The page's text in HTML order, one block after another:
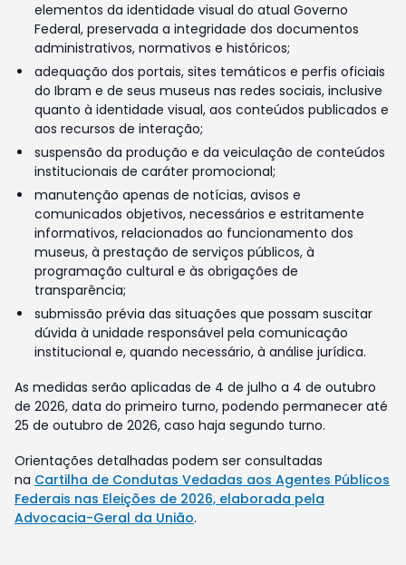
elementos da identidade visual do atual Governo
Federal, preservada a integridade dos documentos
administrativos, normativos e históricos;
adequação dos portais, sites temáticos e perfis oficiais
do Ibram e de seus museus nas redes sociais, inclusive
quanto à identidade visual, aos conteúdos publicados e
aos recursos de interação;
suspensão da produção e da veiculação de conteúdos
institucionais de caráter promocional;
manutenção apenas de notícias, avisos e
comunicados objetivos, necessários e estritamente
informativos, relacionados ao funcionamento dos
museus, à prestação de serviços públicos, à
programação cultural e às obrigações de
transparência;
submissão prévia das situações que possam suscitar
dúvida à unidade responsável pela comunicação
institucional e, quando necessário, à análise jurídica.
As medidas serão aplicadas de 4 de julho a 4 de outubro
de 2026, data do primeiro turno, podendo permanecer até
25 de outubro de 2026, caso haja segundo turno.
Orientações detalhadas podem ser consultadas
na Cartilha de Condutas Vedadas aos Agentes Públicos
Federais nas Eleições de 2026, elaborada pela
Advocacia-Geral da União.